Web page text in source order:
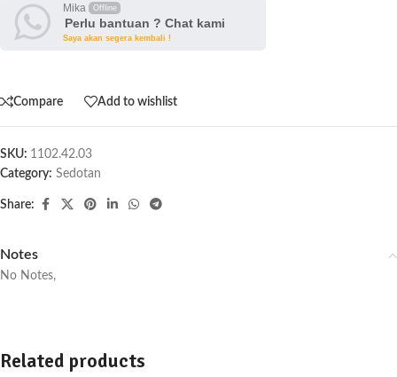
Mika Offline
Perlu bantuan ? Chat kami
Saya akan segera kembali !
Compare Add to wishlist
SKU: 1102.42.03
Category: Sedotan
Share:
Notes
No Notes,
Related products